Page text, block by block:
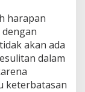
harapan
akan ada
dalam
keterbatasan